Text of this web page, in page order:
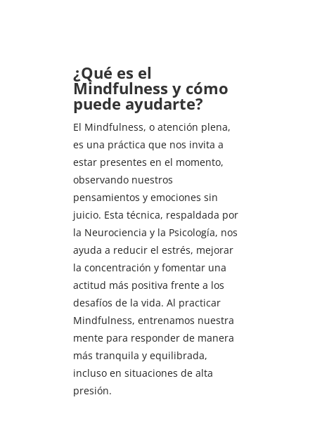
¿Qué es el
Mindfulness y cómo
puede ayudarte?
El Mindfulness, o atención plena,
es una práctica que nos invita a
estar presentes en el momento,
observando nuestros
pensamientos y emociones sin
juicio. Esta técnica, respaldada por
la Neurociencia y la Psicología, nos
ayuda a reducir el estrés, mejorar
la concentración y fomentar una
actitud más positiva frente a los
desafíos de la vida. Al practicar
Mindfulness, entrenamos nuestra
mente para responder de manera
más tranquila y equilibrada,
incluso en situaciones de alta
presión.